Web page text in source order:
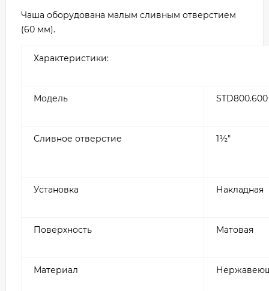
Чаша оборудована малым сливным отверстием
(60 мм).
Характеристики:
Модель
Сливное отверстие 1½"
Установка Накладная
Поверхность Матовая
Материал